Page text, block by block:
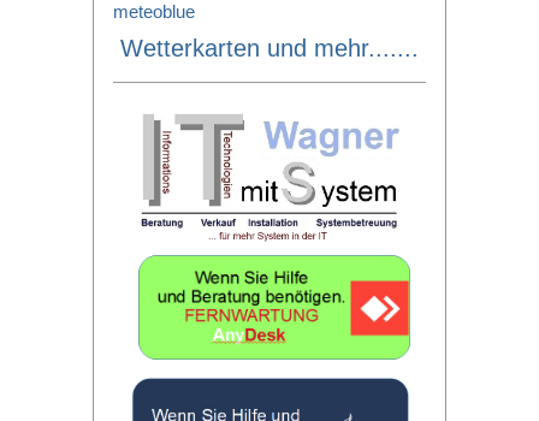
meteoblue
Wetterkarten und mehr.......